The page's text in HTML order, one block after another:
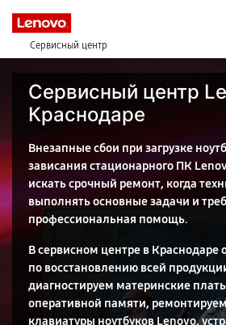
Сервисный центр
Сервисный центр
Краснодаре
Внезапные сбои при загрузке
зависания стационарного ПК
искать срочный ремонт, когда
выполнять основные задачи и
профессиональная помощь.
В сервисном центре в Краснодаре
по восстановлению всей
диагностируем материнские
оперативной памяти,
клавиатуры ноутбуков Lenovo,